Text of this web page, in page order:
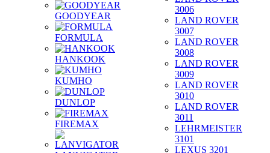
GOODYEAR
FORMULA
HANKOOK
KUMHO
DUNLOP
FIREMAX
3006
LAND ROVER
3007
LAND ROVER
3008
LAND ROVER
3009
LAND ROVER
3010
LAND ROVER
3011
LEHRMEISTER
3101
LEXUS 3201